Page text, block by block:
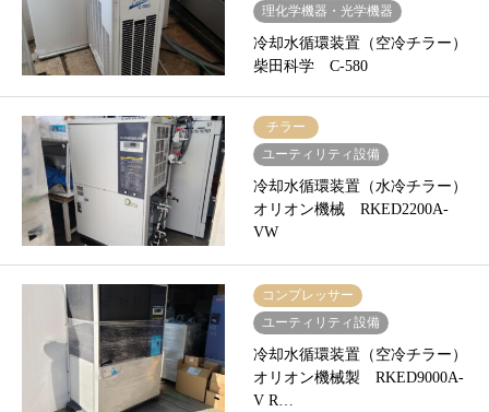
理化学機器・光学機器
冷却水循環装置（空冷チラー）
柴田科学 C-580
チラー
ユーティリティ設備
冷却水循環装置（水冷チラー）
オリオン機械 RKED2200A-
VW
コンプレッサー
ユーティリティ設備
冷却水循環装置（空冷チラー）
オリオン機械製 RKED9000A-
V R…